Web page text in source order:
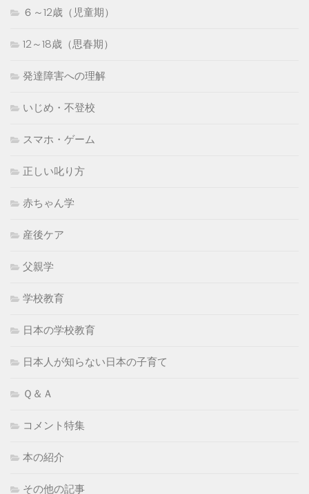
６～12歳（児童期）
12～18歳（思春期）
発達障害への理解
いじめ・不登校
スマホ・ゲーム
正しい叱り方
赤ちゃん学
産後ケア
父親学
学校教育
日本の学校教育
日本人が知らない日本の子育て
Ｑ＆Ａ
コメント特集
本の紹介
その他の記事